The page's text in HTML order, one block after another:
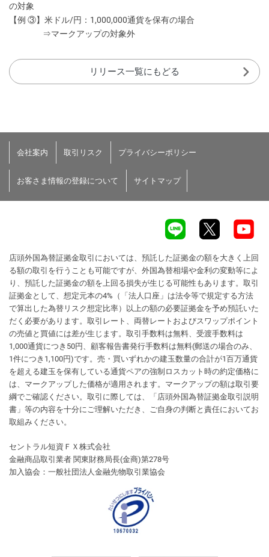
の対象
【例 ③】米ドル/円：1,000,000通貨を保有の場合
⇒マークアップの対象外
リリース一覧にもどる
会社案内 取引リスク プライバシーポリシー
お客さま情報の登録について サイトマップ
店頭外国為替証拠金取引においては、預託した証拠金の額を大きく上回
る額の取引を行うことも可能ですが、外国為替相場や金利の変動等によ
り、預託した証拠金の額を上回る損失が生じる可能性もあります。取引
証拠金として、想定元本の4%（「法人口座」は法令等で規定する方法
で算出した為替リスク想定比率）以上の額の必要証拠金を予め預託いた
だく必要があります。取引レート、両替レートおよびスワップポイント
の売値と買値には差が生じます。取引手数料は無料、受渡手数料は
1,000通貨につき50円、顧客報告書発行手数料は無料(郵送の場合のみ、
1件につき1,100円)です。売・買いずれかの建玉数量の合計が1百万通貨
を超える建玉を保有している通貨ペアの強制ロスカット時の約定価格に
は、マークアップした価格が適用されます。マークアップの額は取引要
綱でご確認ください。取引に際しては、「店頭外国為替証拠金取引説明
書」等の内容を十分にご理解いただき、ご自身の判断と責任においてお
取組みください。
セントラル短資ＦＸ株式会社
金融商品取引業者 関東財務局長(金商)第278号
加入協会：一般社団法人金融先物取引業協会